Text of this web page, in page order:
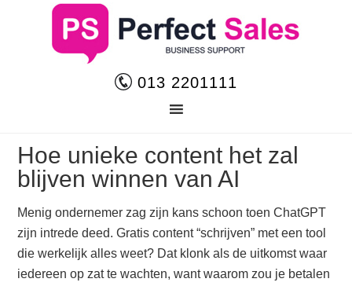
013 2201111
Hoe unieke content het zal
blijven winnen van AI
Menig ondernemer zag zijn kans schoon toen ChatGPT
zijn intrede deed. Gratis content “schrijven” met een tool
die werkelijk alles weet? Dat klonk als de uitkomst waar
iedereen op zat te wachten, want waarom zou je betalen